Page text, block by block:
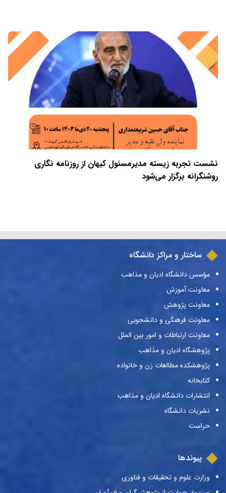
نشست تجربه زیسته مدیرمسئول کیهان از روزنامه نگاری
روشنگرانه برگزار می‌شود
ساختار و مراکز دانشگاه
مؤسس دانشگاه ادیان و مذاهب
معاونت آموزش
معاونت پژوهش
معاونت فرهنگی و دانشجویی
معاونت ارتباطات و امور بین الملل
پژوهشگاه ادیان و مذاهب
پژوهشکده مطالعات زن و خانواده
کتابخانه
انتشارات دانشگاه ادیان و مذاهب
نشریات دانشگاه
حراست
پیوندها
وزارت علوم و تحقیقات و فناوری